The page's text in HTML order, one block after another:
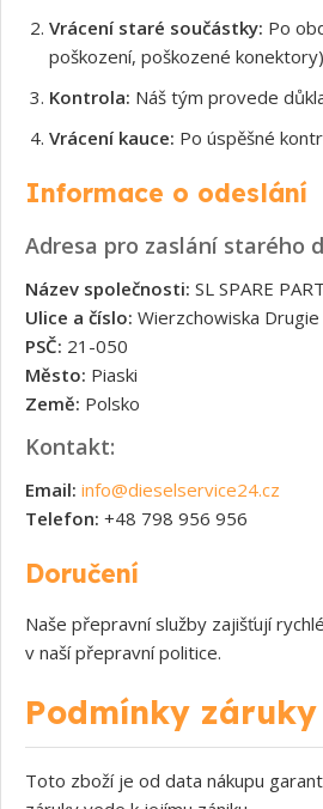
Vrácení staré součástky: Po
poškození, poškozené
Kontrola: Náš tým provede
Vrácení kauce: Po úspěšné
Informace o odeslání
Adresa pro zaslání starého
Název společnosti: SL SPARE
Ulice a číslo: Wierzchowiska
PSČ: 21-050
Město: Piaski
Země: Polsko
Kontakt:
Email: info@dieselservice24.cz
Telefon: +48 798 956 956
Doručení
Naše přepravní služby zajišťují
v naší přepravní politice.
Podmínky záruky
Toto zboží je od data nákupu